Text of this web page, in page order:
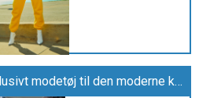
Soaked In Luxury er eksklusivt modetøj til den moderne kvinde fra Fru & Frøken